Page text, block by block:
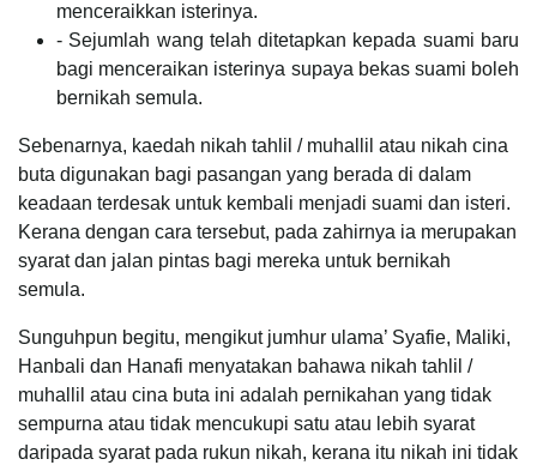
menceraikkan isterinya.
- Sejumlah wang telah ditetapkan kepada suami baru
bagi menceraikan isterinya supaya bekas suami boleh
bernikah semula.
Sebenarnya, kaedah nikah tahlil / muhallil atau nikah cina
buta digunakan bagi pasangan yang berada di dalam
keadaan terdesak untuk kembali menjadi suami dan isteri.
Kerana dengan cara tersebut, pada zahirnya ia merupakan
syarat dan jalan pintas bagi mereka untuk bernikah
semula.
Sunguhpun begitu, mengikut jumhur ulama’ Syafie, Maliki,
Hanbali dan Hanafi menyatakan bahawa nikah tahlil /
muhallil atau cina buta ini adalah pernikahan yang tidak
sempurna atau tidak mencukupi satu atau lebih syarat
daripada syarat pada rukun nikah, kerana itu nikah ini tidak